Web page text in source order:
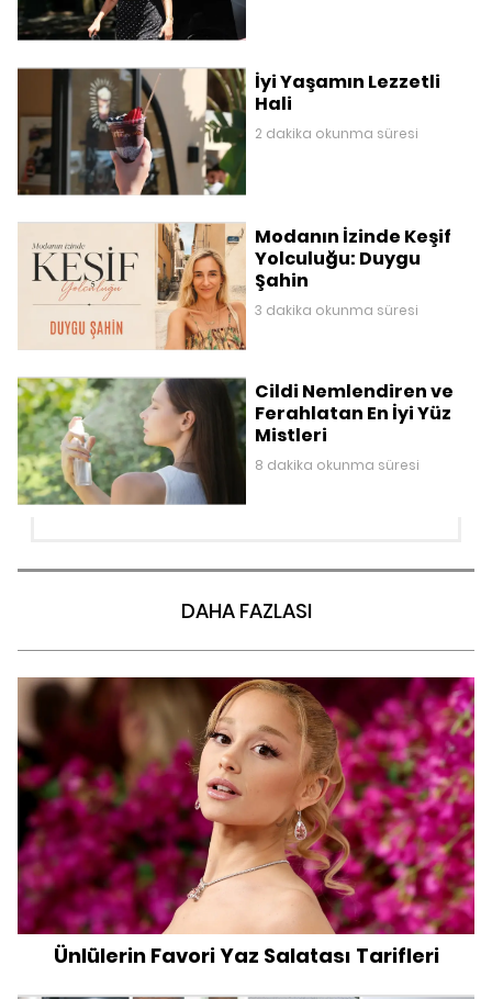
İyi Yaşamın Lezzetli
Hali
2 dakika okunma süresi
Modanın İzinde Keşif
Yolculuğu: Duygu
Şahin
3 dakika okunma süresi
Cildi Nemlendiren ve
Ferahlatan En İyi Yüz
Mistleri
8 dakika okunma süresi
DAHA FAZLASI
Ünlülerin Favori Yaz Salatası Tarifleri